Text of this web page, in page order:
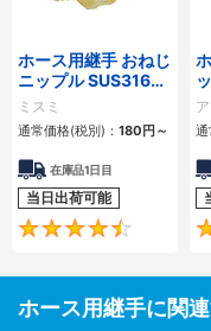
ホース用継手 おねじ
ニップル SUS316・
SUS304・黄銅
ミスミ
通常価格(税別)： 180円～
在庫品1日目
当日出荷可能
通
ホース用継手に関